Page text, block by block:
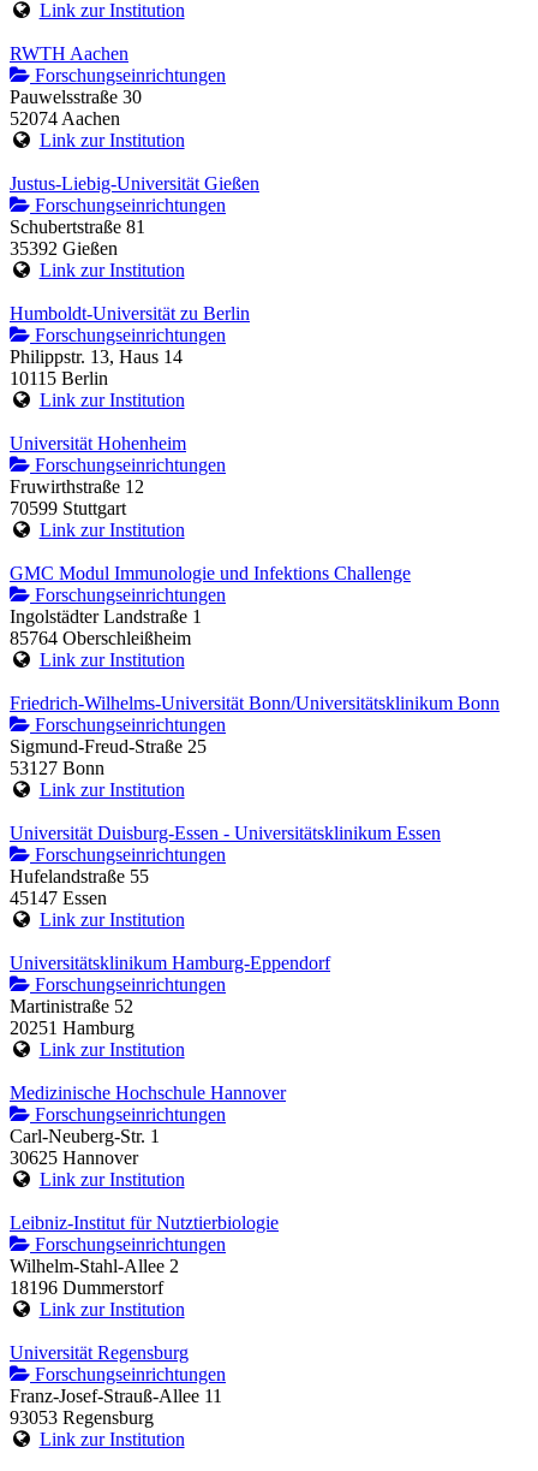
Link zur Institution
RWTH Aachen
Forschungseinrichtungen
Pauwelsstraße 30
52074 Aachen
Link zur Institution
Justus-Liebig-Universität Gießen
Forschungseinrichtungen
Schubertstraße 81
35392 Gießen
Link zur Institution
Humboldt-Universität zu Berlin
Forschungseinrichtungen
Philippstr. 13, Haus 14
10115 Berlin
Link zur Institution
Universität Hohenheim
Forschungseinrichtungen
Fruwirthstraße 12
70599 Stuttgart
Link zur Institution
GMC Modul Immunologie und Infektions Challenge
Forschungseinrichtungen
Ingolstädter Landstraße 1
85764 Oberschleißheim
Link zur Institution
Friedrich-Wilhelms-Universität Bonn/Universitätsklinikum Bonn
Forschungseinrichtungen
Sigmund-Freud-Straße 25
53127 Bonn
Link zur Institution
Universität Duisburg-Essen - Universitätsklinikum Essen
Forschungseinrichtungen
Hufelandstraße 55
45147 Essen
Link zur Institution
Universitätsklinikum Hamburg-Eppendorf
Forschungseinrichtungen
Martinistraße 52
20251 Hamburg
Link zur Institution
Medizinische Hochschule Hannover
Forschungseinrichtungen
Carl-Neuberg-Str. 1
30625 Hannover
Link zur Institution
Leibniz-Institut für Nutztierbiologie
Forschungseinrichtungen
Wilhelm-Stahl-Allee 2
18196 Dummerstorf
Link zur Institution
Universität Regensburg
Forschungseinrichtungen
Franz-Josef-Strauß-Allee 11
93053 Regensburg
Link zur Institution